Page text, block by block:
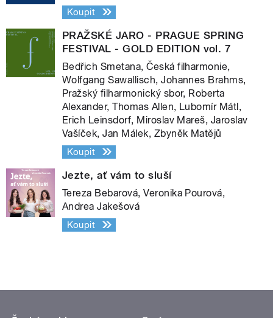
Koupit
PRAŽSKÉ JARO - PRAGUE SPRING
FESTIVAL - GOLD EDITION vol. 7
Bedřich Smetana, Česká filharmonie,
Wolfgang Sawallisch, Johannes Brahms,
Pražský filharmonický sbor, Roberta
Alexander, Thomas Allen, Lubomír Mátl,
Erich Leinsdorf, Miroslav Mareš, Jaroslav
Vašíček, Jan Málek, Zbyněk Matějů
Koupit
Jezte, ať vám to sluší
Tereza Bebarová, Veronika Pourová,
Andrea Jakešová
Koupit